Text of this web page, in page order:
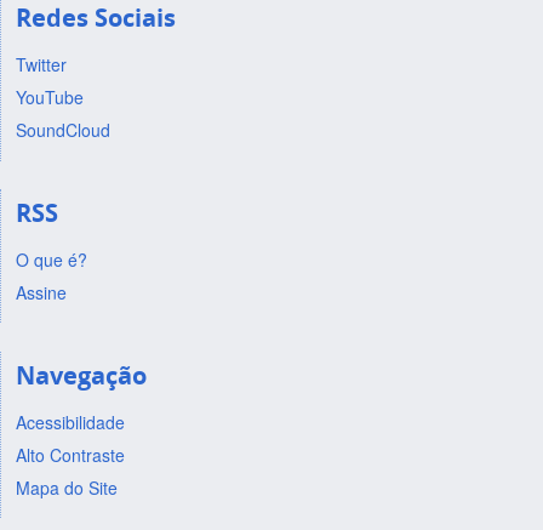
Redes Sociais
Twitter
YouTube
SoundCloud
RSS
O que é?
Assine
Navegação
Acessibilidade
Alto Contraste
Mapa do Site